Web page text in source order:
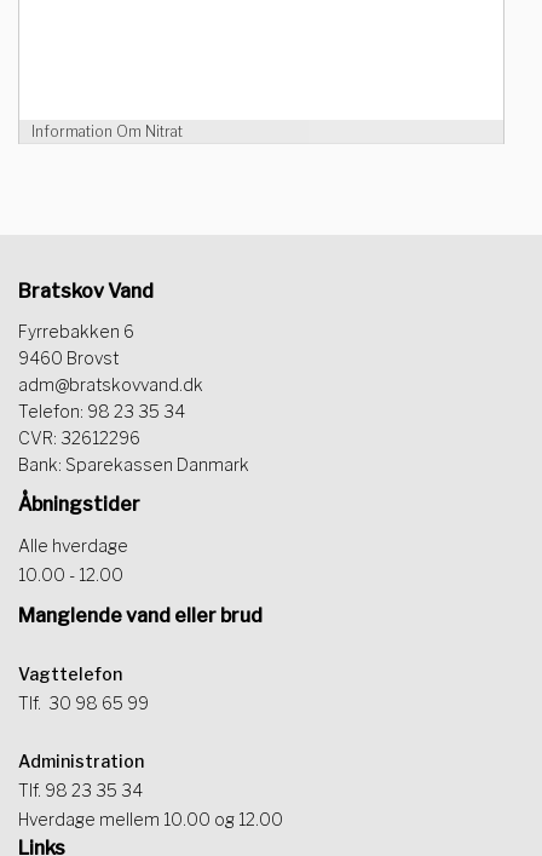
Information Om Nitrat
Bratskov Vand
Fyrrebakken 6
9460 Brovst
adm@bratskovvand.dk
Telefon: 98 23 35 34
CVR: 32612296
Bank: Sparekassen Danmark
Åbningstider
Alle hverdage
10.00 - 12.00
Manglende vand eller brud
Vagttelefon
Tlf. 30 98 65 99
Administration
Tlf. 98 23 35 34
Hverdage mellem 10.00 og 12.00
Links